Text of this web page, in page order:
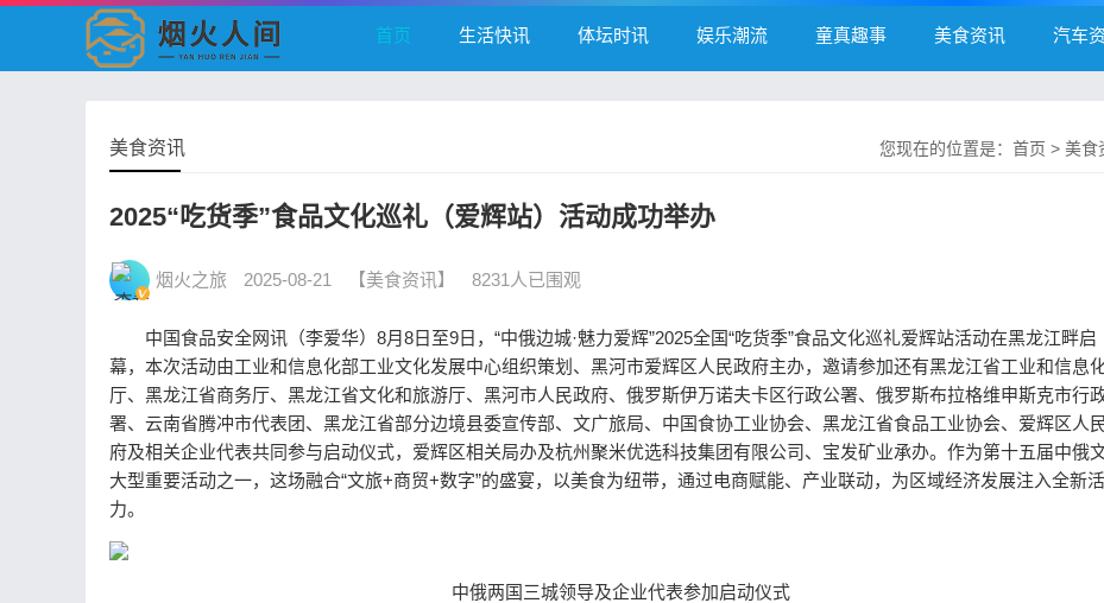
首页 生活快讯 体坛时讯 娱乐潮流 童真趣事 美食资讯 汽车
您现在的位置是： 首页 > 美食
美食资讯
2025“吃货季”食品文化巡礼（爱辉站）活动成功举办
烟火之旅 2025-08-21 【美食资讯】 8231人已围观
中国食品安全网讯（李爱华）8月8日至9日，“中俄边城·魅力爱辉”2025全国“吃货季”食品文化巡礼爱辉站活动在黑龙江畔启
幕，本次活动由工业和信息化部工业文化发展中心组织策划、黑河市爱辉区人民政府主办，邀请参加还有黑龙江省工业和信息
厅、黑龙江省商务厅、黑龙江省文化和旅游厅、黑河市人民政府、俄罗斯伊万诺夫卡区行政公署、俄罗斯布拉格维申斯克市行
署、云南省腾冲市代表团、黑龙江省部分边境县委宣传部、文广旅局、中国食协工业协会、黑龙江省食品工业协会、爱辉区人
府及相关企业代表共同参与启动仪式，爱辉区相关局办及杭州聚米优选科技集团有限公司、宝发矿业承办。作为第十五届中俄
大型重要活动之一，这场融合“文旅+商贸+数字”的盛宴，以美食为纽带，通过电商赋能、产业联动，为区域经济发展注入全新活
力。
中俄两国三城领导及企业代表参加启动仪式